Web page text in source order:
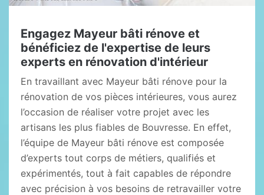
Engagez Mayeur bâti rénove et
bénéficiez de l'expertise de leurs
experts en rénovation d'intérieur
En travaillant avec Mayeur bâti rénove pour la
rénovation de vos pièces intérieures, vous aurez
l’occasion de réaliser votre projet avec les
artisans les plus fiables de Bouvresse. En effet,
l’équipe de Mayeur bâti rénove est composée
d’experts tout corps de métiers, qualifiés et
expérimentés, tout à fait capables de répondre
avec précision à vos besoins de retravailler votre